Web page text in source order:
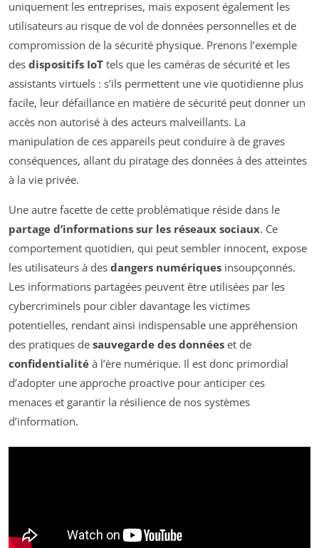
uniquement les entreprises, mais exposent également les
utilisateurs au risque de vol de données personnelles et de
compromission de la sécurité physique. Prenons l’exemple
des dispositifs IoT tels que les caméras de sécurité et les
assistants virtuels : s’ils permettent une vie quotidienne plus
facile, leur défaillance en matière de sécurité peut donner un
accès non autorisé à des acteurs malveillants. La
manipulation de ces appareils peut conduire à de graves
conséquences, allant du piratage des données à des atteintes
à la vie privée.
Une autre facette de cette problématique réside dans le
partage d’informations sur les réseaux sociaux. Ce
comportement quotidien, qui peut sembler innocent, expose
les utilisateurs à des dangers numériques insoupçonnés.
Les informations partagées peuvent être utilisées par les
cybercriminels pour cibler davantage les victimes
potentielles, rendant ainsi indispensable une appréhension
des pratiques de sauvegarde des données et de
confidentialité à l’ère numérique. Il est donc primordial
d’adopter une approche proactive pour anticiper ces
menaces et garantir la résilience de nos systèmes
d’information.